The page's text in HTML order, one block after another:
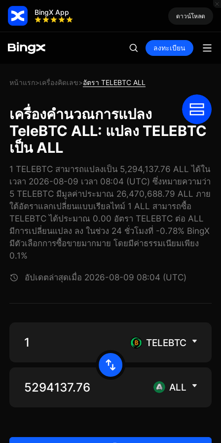
BingX App ดาวน์โหลด
ลงทะเบียน
หน้าแรก>เครื่องคิดเลข>อัตรา TELEBTC ALL
เครื่องคำนวณการแปลง
TeleBTC ALL: แปลง TELEBTC
เป็น ALL
1 TELEBTC สามารถแปลงเป็น 5,294,137.76 ALL ได้ใน
เวลา 2026-08-09 เวลา 08:04 (UTC) ซึ่งหมายความว่า
5 TELEBTC มีมูลค่าประมาณ 26,470,688.79 ALL ภาย
ใต้อัตราแลกเปลี่ยนแบบเรียลไทม์ 1 ALL สามารถซื้อ
TELEBTC ได้ประมาณ 0.00 อัตรา TELEBTC ต่อ ALL
มีการเปลี่ยนแปลง ลง ในช่วง 24 ชั่วโมงที่ -0.78% BingX
มีตัวเลือกการซื้อขายมากมาย โดยมีค่าธรรมเนียมเพียง
0.1%
อัปเดตล่าสุดเมื่อ 2026-08-09 08:04 (UTC)
TELEBTC
ALL